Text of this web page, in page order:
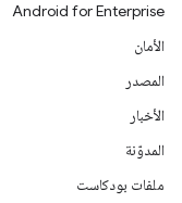
Android for Enterprise
الأمان
المصدر
الأخبار
المدوّنة
ملفات بودكاست